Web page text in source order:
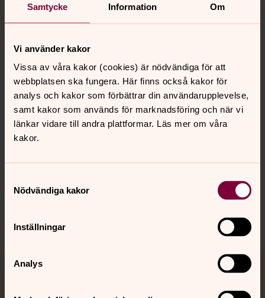
Samtycke Information Om
Vi använder kakor
Vissa av våra kakor (cookies) är nödvändiga för att
webbplatsen ska fungera. Här finns också kakor för
analys och kakor som förbättrar din användarupplevelse,
samt kakor som används för marknadsföring och när vi
länkar vidare till andra plattformar. Läs mer om våra
kakor.
Nödvändiga kakor
Inställningar
Analys
Kontakt
Kalender
Hitta snabbt
Sociala kanaler